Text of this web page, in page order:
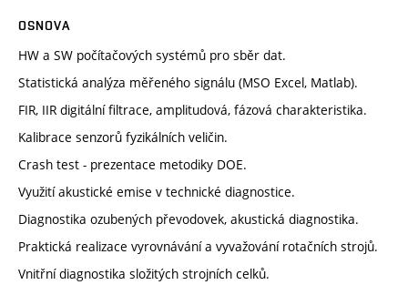
OSNOVA
HW a SW počítačových systémů pro sběr dat.
Statistická analýza měřeného signálu (MSO Excel, Matlab).
FIR, IIR digitální filtrace, amplitudová, fázová charakteristika.
Kalibrace senzorů fyzikálních veličin.
Crash test - prezentace metodiky DOE.
Využití akustické emise v technické diagnostice.
Diagnostika ozubených převodovek, akustická diagnostika.
Praktická realizace vyrovnávání a vyvažování rotačních strojů.
Vnitřní diagnostika složitých strojních celků.